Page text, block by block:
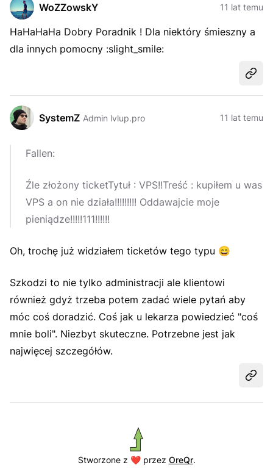
WoZZowskY 11 lat temu
HaHaHaHa Dobry Poradnik ! Dla niektóry śmieszny a
dla innych pomocny :slight_smile:
SystemZ Admin lvlup.pro 11 lat temu
Fallen:
Źle złożony ticketTytuł : VPS!!Treść : kupiłem u was
VPS a on nie działa!!!!!!!!! Oddawajcie moje
pieniądze!!!!!111!!!!!!
Oh, trochę już widziałem ticketów tego typu 😄
Szkodzi to nie tylko administracji ale klientowi
również gdyż trzeba potem zadać wiele pytań aby
móc coś doradzić. Coś jak u lekarza powiedzieć "coś
mnie boli". Niezbyt skuteczne. Potrzebne jest jak
najwięcej szczegółów.
Stworzone z ❤️ przez OreQr.